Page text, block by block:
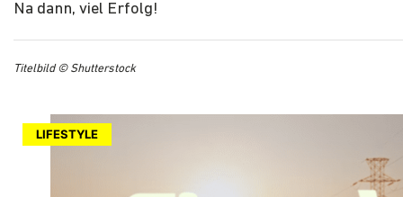
Na dann, viel Erfolg!
Titelbild © Shutterstock
LIFESTYLE